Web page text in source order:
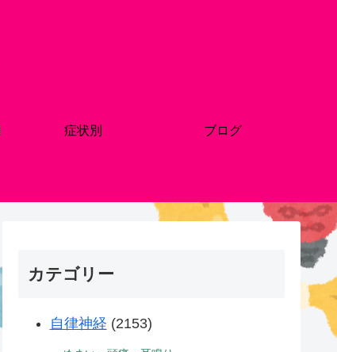
症状別 ブログ
カテゴリー
自律神経 (2153)